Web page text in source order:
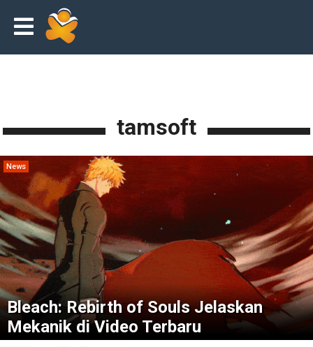
tamsoft
News
Bleach: Rebirth of Souls Jelaskan
Mekanik di Video Terbaru